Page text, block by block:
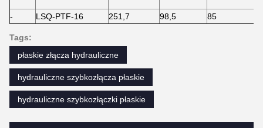
- LSQ-PTF-16 251,7 98,5 85
Tags:
płaskie złącza hydrauliczne
hydrauliczne szybkozłącza płaskie
hydrauliczne szybkozłączki płaskie